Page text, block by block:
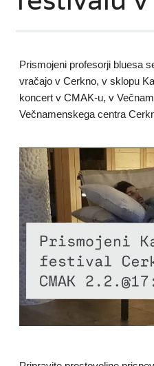
Prismojeni profesorji bluesa
vračajo v Cerkno, v sklopu
koncert v CMAK-u, v
Večnamenskega centra